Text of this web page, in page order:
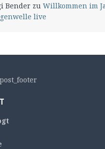
Bender zu Willkommen im
live